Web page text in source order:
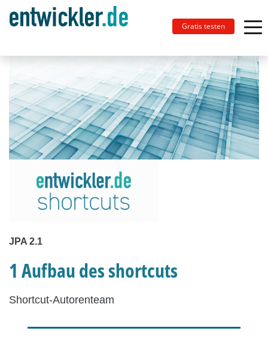
Gratis testen
JPA 2.1
1 Aufbau des shortcuts
Shortcut-Autorenteam